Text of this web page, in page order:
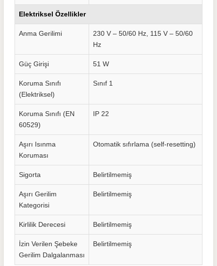
Elektriksel Özellikler
Anma Gerilimi
230 V – 50/60 Hz, 115 V – 50/60
Hz
Güç Girişi 51 W
Koruma Sınıfı
(Elektriksel)
Sınıf 1
Koruma Sınıfı (EN
60529)
IP 22
Aşırı Isınma
Koruması
Otomatik sıfırlama (self-resetting)
Sigorta Belirtilmemiş
Aşırı Gerilim
Kategorisi
Belirtilmemiş
Kirlilik Derecesi Belirtilmemiş
İzin Verilen Şebeke
Gerilim Dalgalanması
Belirtilmemiş